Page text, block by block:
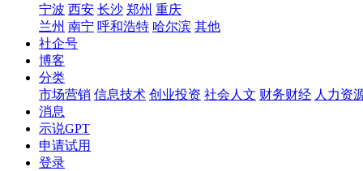
宁波 西安 长沙 郑州 重庆
兰州 南宁 呼和浩特 哈尔滨 其他
社企号
博客
分类
市场营销 信息技术 创业投资 社会人文 财务财经 人力资
消息
示说GPT
申请试用
登录